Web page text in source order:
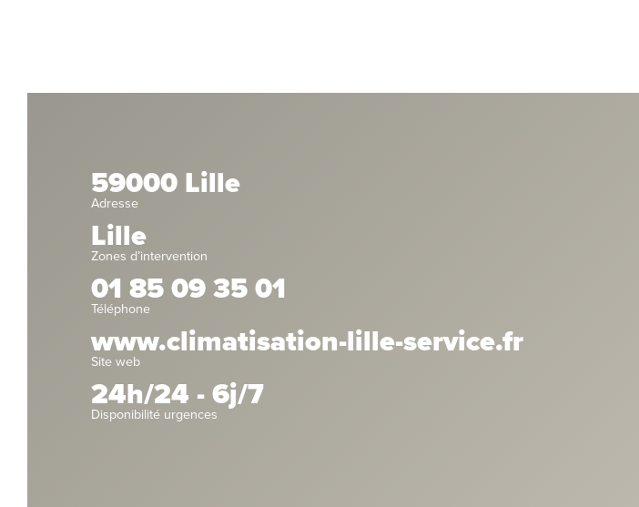
59000 Lille
Adresse
Lille
Zones d’intervention
01 85 09 35 01
Téléphone
www.climatisation-lille-service.fr
Site web
24h/24 - 6j/7
Disponibilité urgences